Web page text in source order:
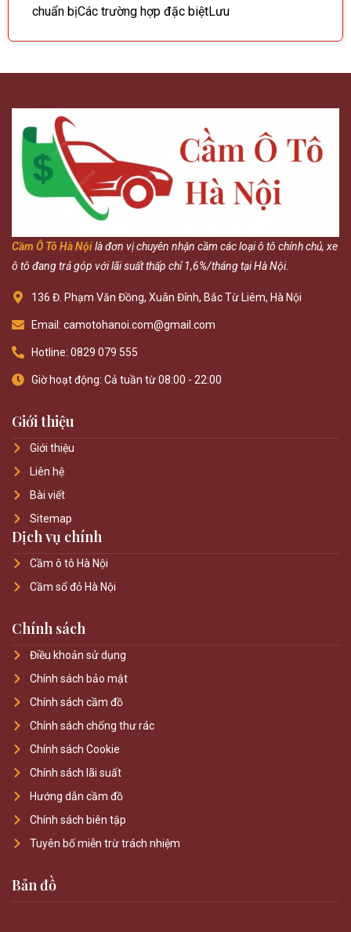
chuẩn bịCác trường hợp đặc biệtLưu
Cầm Ô Tô Hà Nộilà đơn vị chuyên nhận cầm các loại ô tô chính chủ, xe
ô tô đang trả góp với lãi suất thấp chỉ 1,6%/tháng tại Hà Nội.
136 Đ. Phạm Văn Đồng, Xuân Đỉnh, Bắc Từ Liêm, Hà Nội
Email: camotohanoi.com@gmail.com
Hotline: 0829 079 555
Giờ hoạt động: Cả tuần từ 08:00 - 22:00
Giới thiệu
Giới thiệu
Liên hệ
Bài viết
Sitemap
Dịch vụ chính
Cầm ô tô Hà Nội
Cầm sổ đỏ Hà Nội
Chính sách
Điều khoản sử dụng
Chính sách bảo mật
Chính sách cầm đồ
Chính sách chống thư rác
Chính sách Cookie
Chính sách lãi suất
Hướng dẫn cầm đồ
Chính sách biên tập
Tuyên bố miễn trừ trách nhiệm
Bản đồ